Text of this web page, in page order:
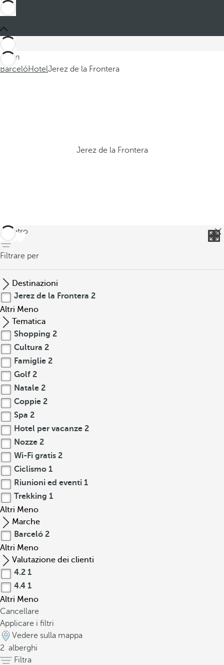
Sei in
BarcelóHotelJerez de la Frontera
Jerez de la Frontera
indietro
Filtrare per
Destinazioni
Jerez de la Frontera 2
Altri Meno
Tematica
Shopping 2
Cultura 2
Famiglie 2
Golf 2
Natale 2
Coppie 2
Spa 2
Hotel per vacanze 2
Nozze 2
Wi-Fi gratis 2
Ciclismo 1
Riunioni ed eventi 1
Trekking 1
Altri Meno
Marche
Barceló 2
Altri Meno
Valutazione dei clienti
4.2 1
4.4 1
Altri Meno
Cancellare
Applicare i filtri
Vedere sulla mappa
2 alberghi
Filtra